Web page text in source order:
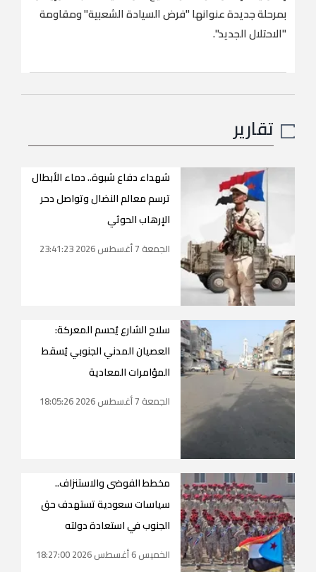
بمرحلة جديدة عنوانها "فرض السيادة الشعبية" ومقاومة
"الاحتلال الجديد".
تقارير
شهداء دفاع شبوة.. دماء الأبطال
ترسم معالم النضال وتواصل دحر
الإرهاب الحوثي
الجمعة 7 أغسطس 2026 23:41:23
سلاح الشارع يُحسم المعركة:
العصيان المدني الجنوبي يُسقط
المؤامرات المعادية
الجمعة 7 أغسطس 2026 18:05:26
مخطط الفوضى والاستنزاف..
سياسات سعودية تستهدف حق
الجنوب في استعادة دولته
الخميس 6 أغسطس 2026 18:27:00